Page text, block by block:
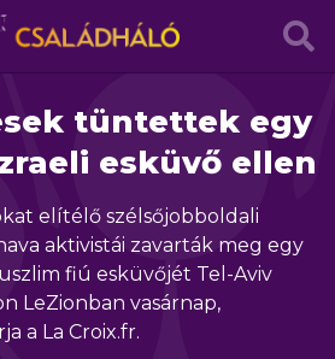
tüntettek egy
esküvő ellen
elítélő szélsőjobboldali
aktivistái zavarták meg egy
fiú esküvőjét Tel-Aviv
LeZionban vasárnap,
a La Croix.fr.